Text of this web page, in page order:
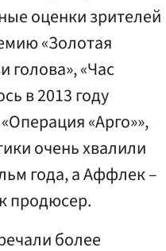
оценки зрителей
«Золотая
голова», «Час
в 2013 году
«Арго»»,
очень хвалили
года, а Аффлек –
продюсер.
более